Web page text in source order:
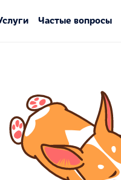
Частые вопросы